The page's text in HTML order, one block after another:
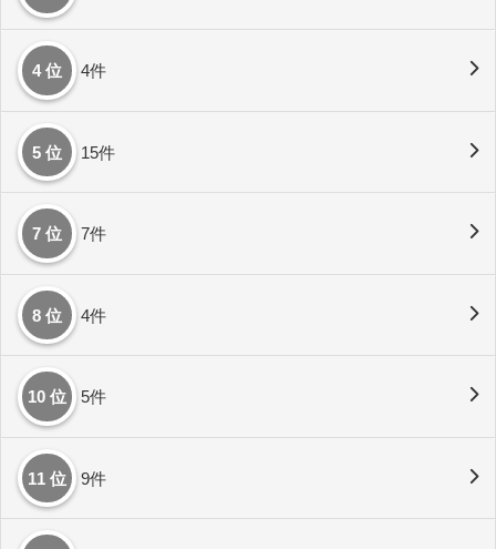
4 位 4件
5 位 15件
7 位 7件
8 位 4件
10 位 5件
11 位 9件